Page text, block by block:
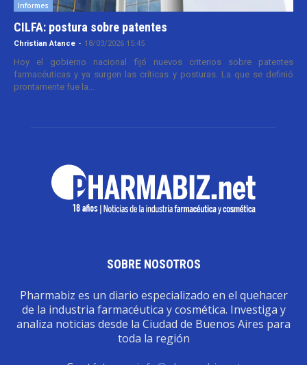
Informes
CILFA: postura sobre patentes
Christian Atance - 18/03/2026 15:45
Hoy el gobierno nacional fijó nuevos criterios sobre patentes
farmacéuticas y ya surgen las críticas y posturas. La que se definió
prontamente fue la...
SOBRE NOSOTROS
Pharmabiz es un diario especializado en el quehacer
de la industria farmacéutica y cosmética. Investiga y
analiza noticias desde la Ciudad de Buenos Aires para
toda la región